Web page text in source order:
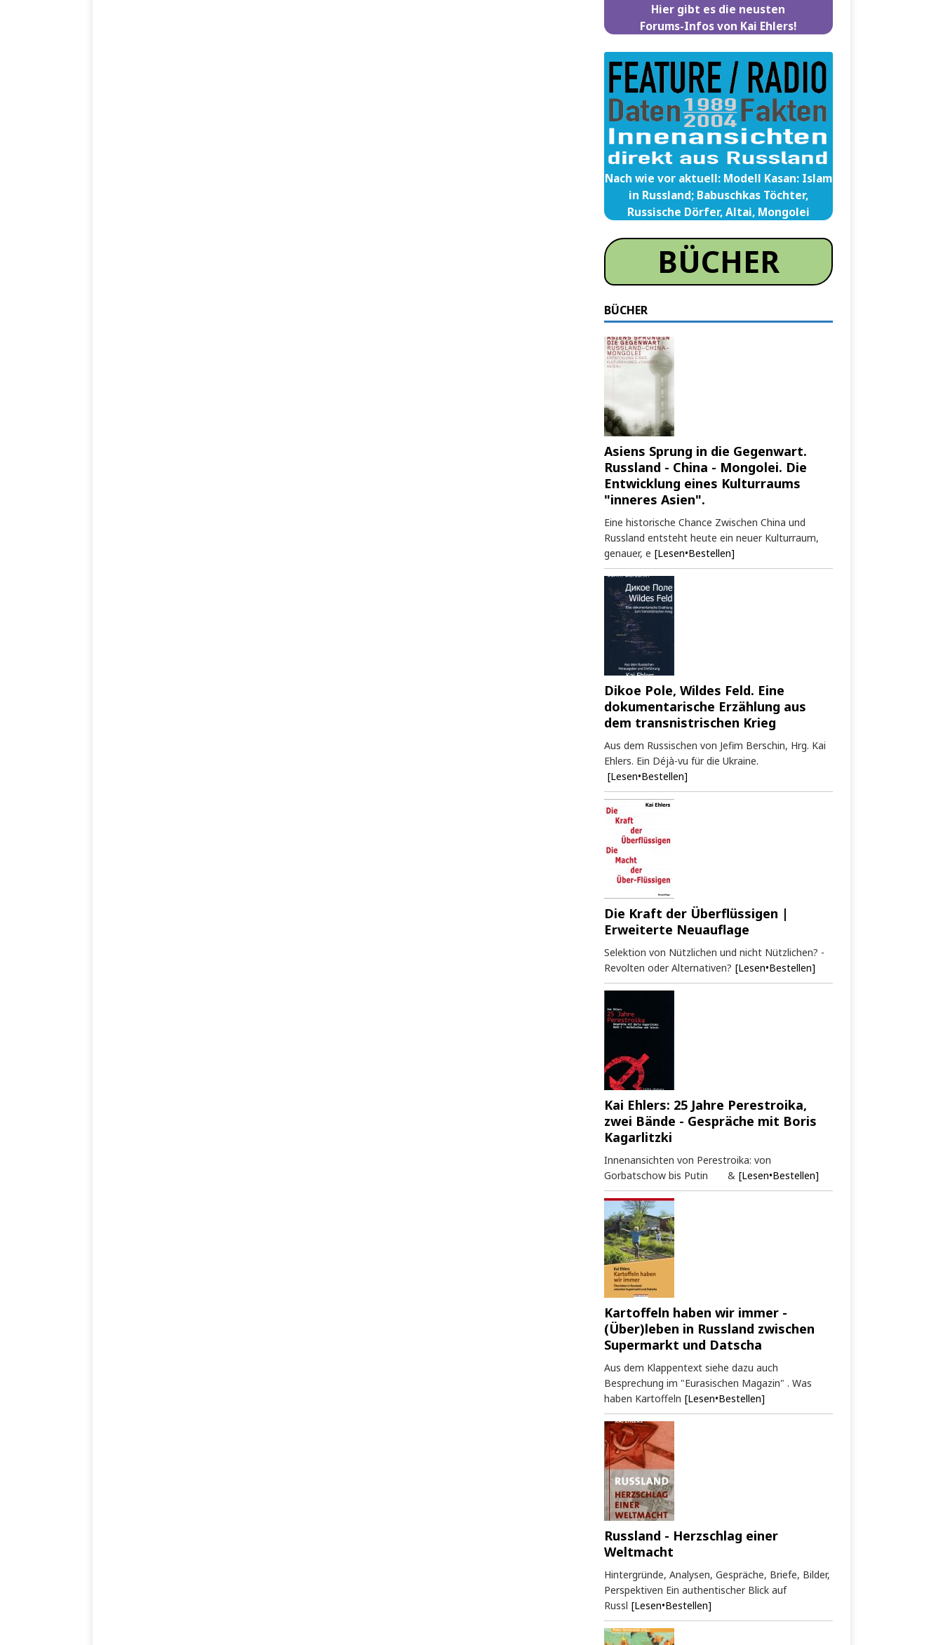
Hier gibt es die neusten
Forums-Infos von Kai Ehlers!
Nach wie vor aktuell: Modell Kasan: Islam
in Russland; Babuschkas Töchter,
Russische Dörfer, Altai, Mongolei
BÜCHER
BÜCHER
Asiens Sprung in die Gegenwart.
Russland - China - Mongolei. Die
Entwicklung eines Kulturraums
"inneres Asien".
Eine historische Chance Zwischen China und
Russland entsteht heute ein neuer Kulturraum,
genauer, e [Lesen•Bestellen]
Dikoe Pole, Wildes Feld. Eine
dokumentarische Erzählung aus
dem transnistrischen Krieg
Aus dem Russischen von Jefim Berschin, Hrg. Kai
Ehlers. Ein Déjà-vu für die Ukraine.
[Lesen•Bestellen]
Die Kraft der Überflüssigen |
Erweiterte Neuauflage
Selektion von Nützlichen und nicht Nützlichen? -
Revolten oder Alternativen? [Lesen•Bestellen]
Kai Ehlers: 25 Jahre Perestroika,
zwei Bände - Gespräche mit Boris
Kagarlitzki
Innenansichten von Perestroika: von
Gorbatschow bis Putin & [Lesen•Bestellen]
Kartoffeln haben wir immer -
(Über)leben in Russland zwischen
Supermarkt und Datscha
Aus dem Klappentext siehe dazu auch
Besprechung im "Eurasischen Magazin" . Was
haben Kartoffeln [Lesen•Bestellen]
Russland - Herzschlag einer
Weltmacht
Hintergründe, Analysen, Gespräche, Briefe, Bilder,
Perspektiven Ein authentischer Blick auf
Russl [Lesen•Bestellen]